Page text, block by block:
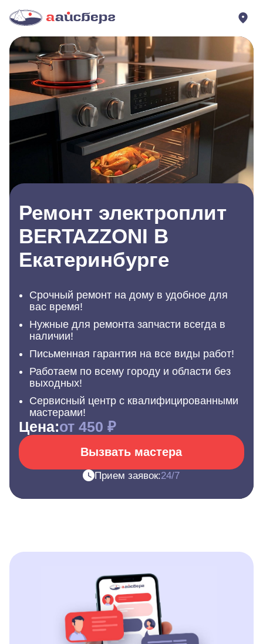
Ремонт электроплит
BERTAZZONI В
Екатеринбурге
Срочный ремонт на дому в удобное для
вас время!
Нужные для ремонта запчасти всегда в
наличии!
Письменная гарантия на все виды работ!
Работаем по всему городу и области без
выходных!
Сервисный центр с квалифицированными
мастерами!
Цена:от 450 ₽
Вызвать мастера
Прием заявок:24/7